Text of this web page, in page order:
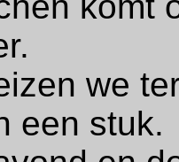
we
een stuk.